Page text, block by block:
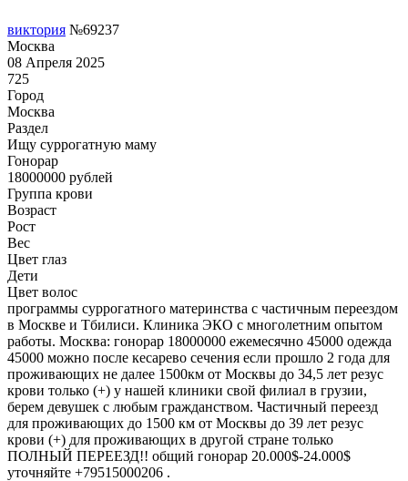
виктория №69237
Москва
08 Апреля 2025
725
Город
Москва
Раздел
Ищу суррогатную маму
Гонoрар
18000000 рублей
Группа крови
Возраст
Рост
Вес
Цвет глаз
Дети
Цвет волос
программы суррогатного материнства с частичным переездом
в Москве и Тбилиси. Клиника ЭКО с многолетним опытом
работы. Москва: гонорар 18000000 ежемесячно 45000 одежда
45000 можно после кесарево сечения если прошло 2 года для
проживающих не далее 1500км от Москвы до 34,5 лет резус
крови только (+) у нашей клиники свой филиал в грузии,
берем девушек с любым гражданством. Частичный переезд
для проживающих до 1500 км от Москвы до 39 лет резус
крови (+) для проживающих в другой стране только
ПОЛНЫЙ ПЕРЕЕЗД!! общий гонорар 20.000$-24.000$
уточняйте +79515000206 .